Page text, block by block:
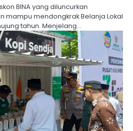
BINA yang diluncurkan
mampu mendongkrak Belanja Lokal
tahun. Menjelang…